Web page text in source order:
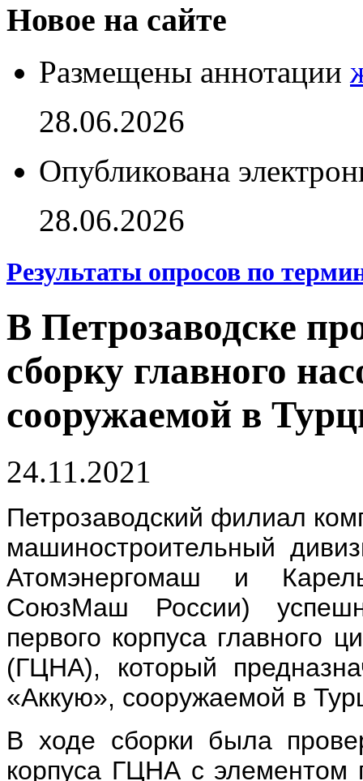
Новое на сайте
Размещены аннотации
28.06.2026
Опубликована
28.06.2026
Результаты опросов по
В Петрозаводске
сборку главного
сооружаемой в
24.11.2021
Петрозаводский филиал
машиностроительный
Атомэнергомаш и
СоюзМаш России)
первого корпуса главного
(ГЦНА), который
«Аккую», сооружаемой в
В ходе сборки была
корпуса ГЦНА с элементом